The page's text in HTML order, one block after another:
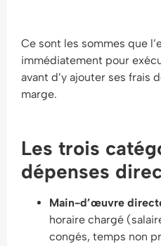
Ce sont les sommes que
immédiatement pour
avant d’y ajouter ses frais
marge.
Les trois
dépenses
Main-d’œuvre
horaire chargé
congés, temps non